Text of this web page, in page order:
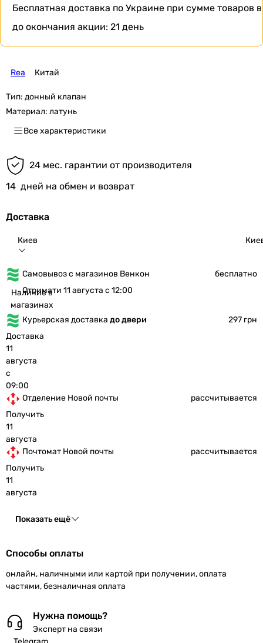
Бесплатная доставка по Украине при сумме товаров
до окончания акции: 21 день
Rea Китай
Тип: донный клапан
Материал: латунь
Все характеристики
24 мес. гарантии от производителя
14 дней на обмен и возврат
Доставка
Киев
Самовывоз с магазинов Венкон
бесплатно
Наличие в
магазинах
Отримати 11 августа с 12:00
Курьерская доставка до двери
297 грн
Доставка
11
августа
с
09:00
Отделение Новой почты
рассчитывается
Получить
11
августа
Почтомат Новой почты
рассчитывается
Получить
11
августа
Показать ещё
Способы оплаты
онлайн, наличными или картой при получении, оплата
частями, безналичная оплата
Нужна помощь?
Эксперт на связи